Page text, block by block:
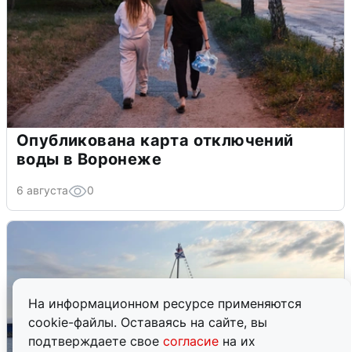
На информационном ресурсе применяются
cookie-файлы. Оставаясь на сайте, вы
подтверждаете свое согласие на их
Опубликована карта отключений
воды в Воронеже
6 августа 0